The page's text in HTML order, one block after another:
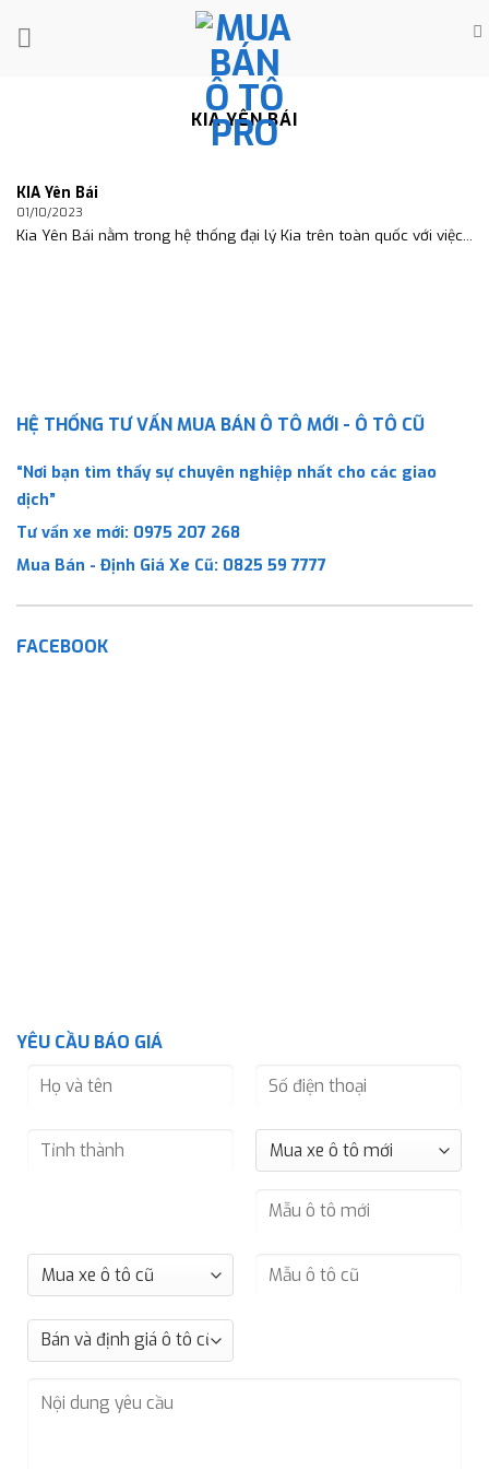
KIA YÊN BÁI
KIA Yên Bái
01/10/2023
Kia Yên Bái nằm trong hệ thống đại lý Kia trên toàn quốc với việc...
HỆ THỐNG TƯ VẤN MUA BÁN Ô TÔ MỚI - Ô TÔ CŨ
“Nơi bạn tìm thấy sự chuyên nghiệp nhất cho các giao
dịch”
Tư vấn xe mới: 0975 207 268
Mua Bán - Định Giá Xe Cũ: 0825 59 7777
FACEBOOK
YÊU CẦU BÁO GIÁ